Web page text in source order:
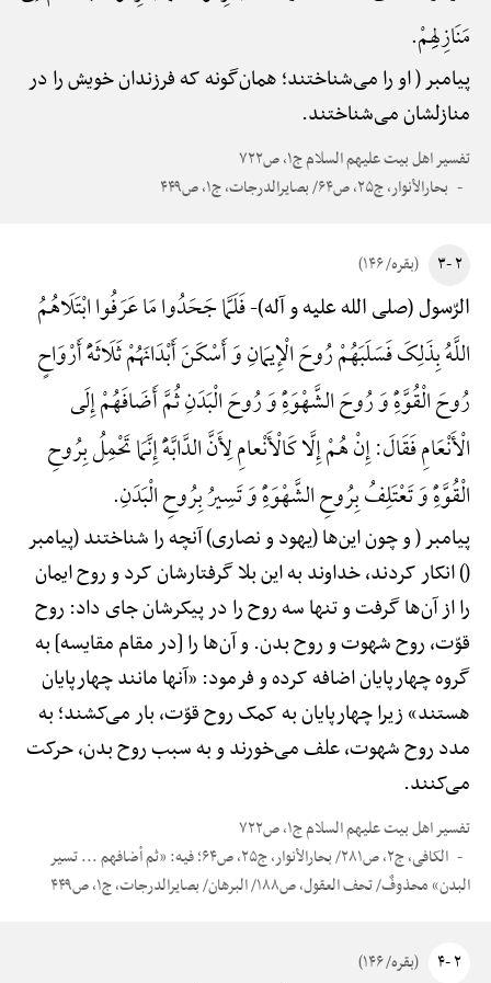
مَنَازِلِهِمْ.
پیامبر ( او را می‌شناختند؛ همان‌گونه که فرزندان خویش را در
منازلشان می‌شناختند.
تفسیر اهل بیت علیهم السلام ج۱، ص۷۲۲
بحارالأنوار، ج۲۵، ص۶۴/ بصایرالدرجات، ج۱، ص۴۴۹
۲ -۳ (بقره/ ۱۴۶)
الرّسول (صلی الله علیه و آله)-فَلَمَّا جَحَدُوا مَا عَرَفُوا ابْتَلَاهُمُ
اللَّهُ بِذَلِکَ فَسَلَبَهُمْ رُوحَ الْإِیمَانِ وَ أَسْکَنَ أَبْدَانَهُمْ ثَلَاثَهًَْ أَرْوَاحٍ
رُوحَ الْقُوَّهًِْ وَ رُوحَ الشَّهْوَهًِْ وَ رُوحَ الْبَدَنِ ثُمَّ أَضَافَهُمْ إِلَی
الْأَنْعَامِ فَقَالَ: إِنْ هُمْ إِلَّا کَالْأَنْعامِ لِأَنَّ الدَّابَّهًَْ إِنَّمَا تَحْمِلُ بِرُوحِ
الْقُوَّهًِْ وَ تَعْتَلِفُ بِرُوحِ الشَّهْوَهًِْ وَ تَسِیرُ بِرُوحِ الْبَدَنِ.
پیامبر ( و چون این‌ها (یهود و نصاری) آنچه را شناختند (پیامبر
() انکار کردند، خداوند به این بلا گرفتارشان کرد و روح ایمان
را از آن‌ها گرفت و تنها سه روح را در پیکرشان جای داد: روح
قوّت، روح شهوت و روح بدن. و آن‌ها را [در مقام مقایسه] به
گروه چهارپایان اضافه کرده و فرمود: «آنها مانند چهارپایان
هستند» زیرا چهارپایان به کمک روح قوّت، بار می‌کشند؛ به
مدد روح شهوت، علف می‌خورند و به سبب روح بدن، حرکت
می‌کنند.
تفسیر اهل بیت علیهم السلام ج۱، ص۷۲۲
الکافی، ج۲، ص۲۸۱/ بحارالأنوار، ج۲۵، ص۶۴؛ فیه: «ثم أضافهم ... تسیر
البدن» محذوفٌ/ تحف العقول، ص۱۸۸/ البرهان/ بصایرالدرجات، ج۱، ص۴۴۹
۲ -۴ (بقره/ ۱۴۶)